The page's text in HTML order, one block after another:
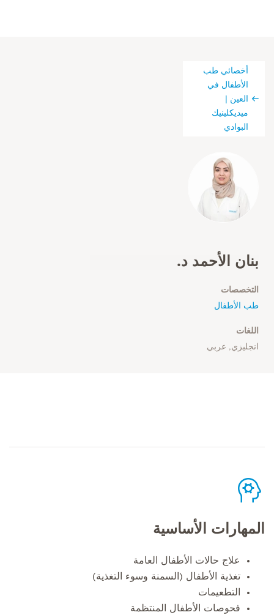
أخصائي طب
الأطفال في
العين |
ميديكلينيك
البوادي
بنان الأحمد د.
التخصصات
طب الأطفال
اللغات
انجليزي, عربي
المهارات الأساسية
علاج حالات الأطفال العامة
تغذية الأطفال (السمنة وسوء التغذية)
التطعيمات
فحوصات الأطفال المنتظمة